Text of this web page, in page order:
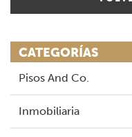
CATEGORÍAS
Pisos And Co.
Inmobiliaria